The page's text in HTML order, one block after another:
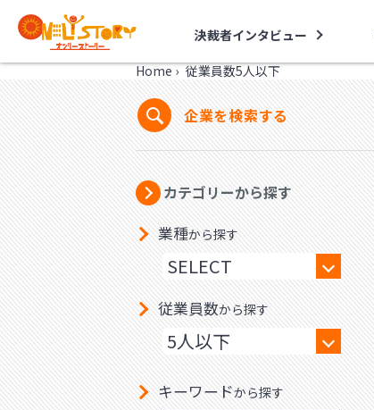
決裁者インタビュー
Home › 従業員数5人以下
企業を検索する
カテゴリーから探す
業種から探す
従業員数から探す
キーワードから探す